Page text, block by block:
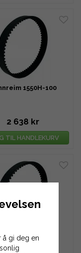
1550H-100
2 638 kr
TIL HANDLEKURV
1550H-150
å gi deg en